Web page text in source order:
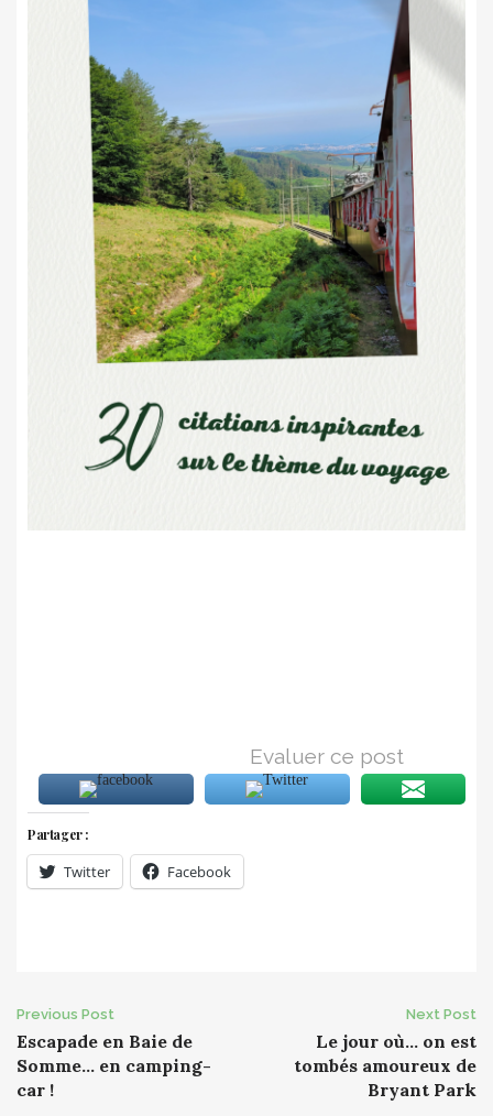
Evaluer ce post
Partager :
Twitter Facebook
Post
navigation
Previous Post
Escapade en Baie de
Somme… en camping-
car !
Next Post
Le jour où… on est
tombés amoureux de
Bryant Park